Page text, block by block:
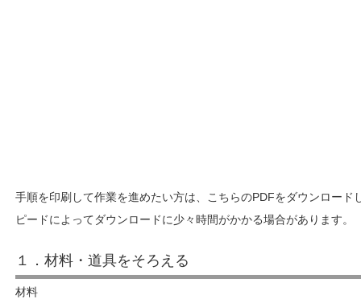
手順を印刷して作業を進めたい方は、こちらのPDFをダウンロード
ピードによってダウンロードに少々時間がかかる場合があります。
１．材料・道具をそろえる
材料